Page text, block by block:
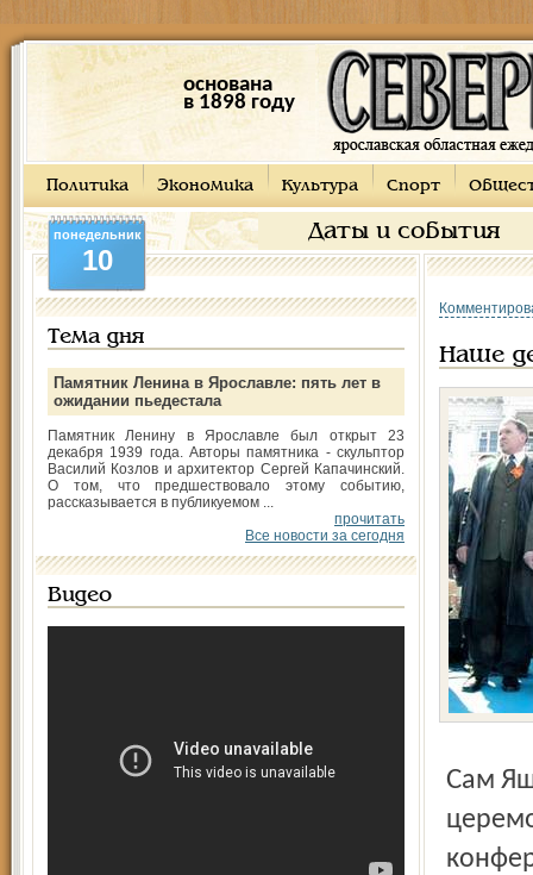
основана
в 1898 году
Политика Экономика Культура Спорт
Даты и события
понедельник
10
Тема дня
Памятник Ленина в Ярославле: пять лет в
ожидании пьедестала
Памятник Ленину в Ярославле был открыт 23
декабря 1939 года. Авторы памятника - скульптор
Василий Козлов и архитектор Сергей Капачинский.
О том, что предшествовало этому событию,
рассказывается в публикуемом ...
прочитать
Все новости за сегодня
Видео
Наше
Сам Ященко (кстати, член бюро обкома КПРФ) на